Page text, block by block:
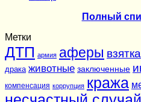
Полный
Метки
ДТП армия аферы взятка
драка животные заключенные
компенсация коррупция кража